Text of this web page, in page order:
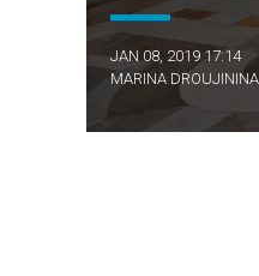
JAN 08, 2019 17:14
MARINA DROUJININA